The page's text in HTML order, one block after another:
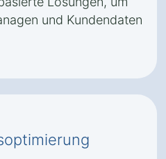
und Kundendaten